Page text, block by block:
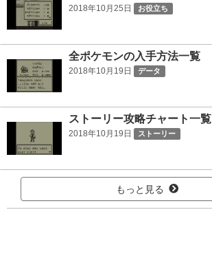
2018年10月25日 お役立ち
全ポケモンの入手方法一覧
2018年10月19日 データ
ストーリー攻略チャート一覧
2018年10月19日 ストーリー
もっと見る